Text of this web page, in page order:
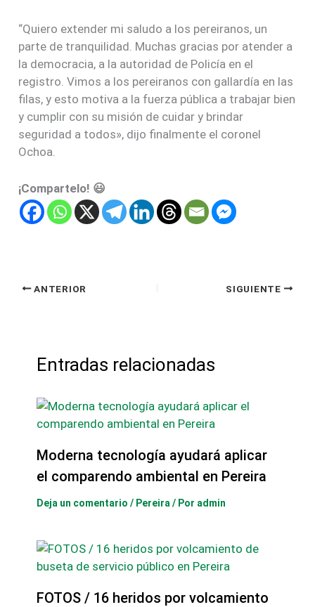
“Quiero extender mi saludo a los pereiranos, un
parte de tranquilidad. Muchas gracias por atender a
la democracia, a la autoridad de Policía en el
registro. Vimos a los pereiranos con gallardía en las
filas, y esto motiva a la fuerza pública a trabajar bien
y cumplir con su misión de cuidar y brindar
seguridad a todos», dijo finalmente el coronel
Ochoa.
¡Compartelo! 😃
ANTERIOR SIGUIENTE
Entradas relacionadas
Moderna tecnología ayudará aplicar
el comparendo ambiental en Pereira
Deja un comentario / Pereira / Por admin
FOTOS / 16 heridos por volcamiento